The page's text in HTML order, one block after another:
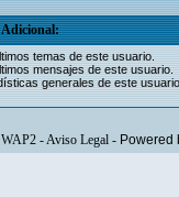
temas de este usuario.
mensajes de este usuario.
generales de este usuario.
WAP2-Aviso Legal- Powered